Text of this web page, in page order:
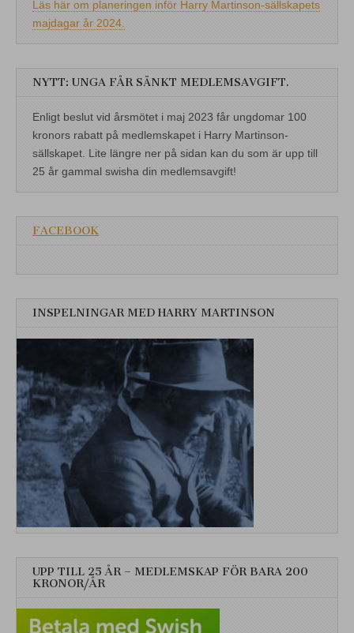
Läs här om planeringen inför Harry Martinson-sällskapets
majdagar år 2024.
NYTT: UNGA FÅR SÄNKT MEDLEMSAVGIFT.
Enligt beslut vid årsmötet i maj 2023 får ungdomar 100
kronors rabatt på medlemskapet i Harry Martinson-
sällskapet. Lite längre ner på sidan kan du som är upp till
25 år gammal swisha din medlemsavgift!
FACEBOOK
INSPELNINGAR MED HARRY MARTINSON
UPP TILL 25 ÅR – MEDLEMSKAP FÖR BARA 200
KRONOR/ÅR